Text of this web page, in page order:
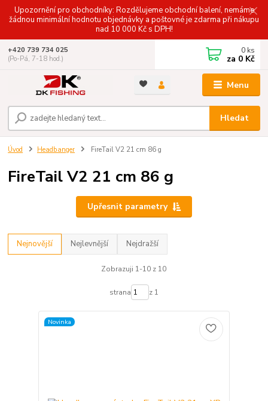
Upozornění pro obchodníky: Rozdělujeme obchodní balení, nemáme
žádnou minimální hodnotu objednávky a poštovné je zdarma při nákupu
nad 10 000 Kč s DPH!
Menu
Hledat
+420 739 734 025
(Po-Pá, 7-18 hod.)
0 ks
za 0 Kč
Úvod Headbanger FireTail V2 21 cm 86 g
FireTail V2 21 cm 86 g
Upřesnit parametry
Nejnovější Nejlevnější Nejdražší
Zobrazuji 1-10 z 10
strana z 1
Novinka